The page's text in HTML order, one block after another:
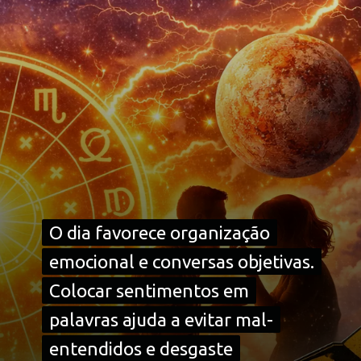
O dia favorece organização
emocional e conversas objetivas.
Colocar sentimentos em
palavras ajuda a evitar mal-
entendidos e desgaste
O dia favorece organização
emocional e conversas objetivas.
Colocar sentimentos em
palavras ajuda a evitar mal-
entendidos e desgaste